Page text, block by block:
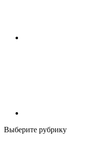
Выберите рубрику